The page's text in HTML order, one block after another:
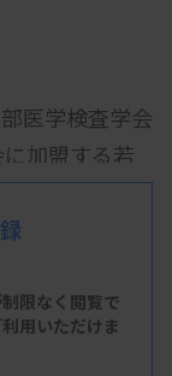
医学検査学会
加盟する若
アンケート結
技師の集まり
め、参加特
が7割弱あっ
限なく閲覧で
用いただけま